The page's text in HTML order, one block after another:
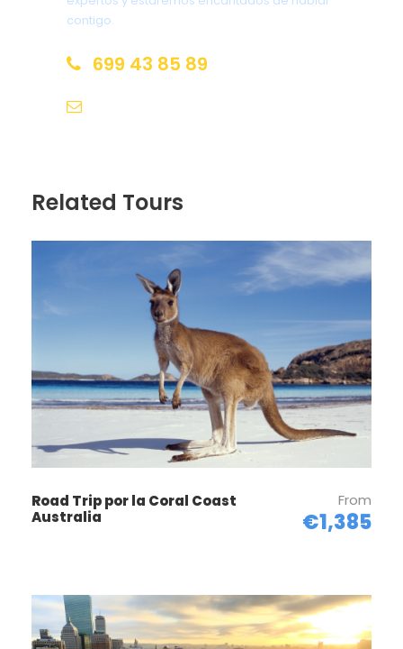
contigo.
699 43 85 89
Australia
Related Tours
Road Trip por la Coral Coast
Australia
From
€1,385